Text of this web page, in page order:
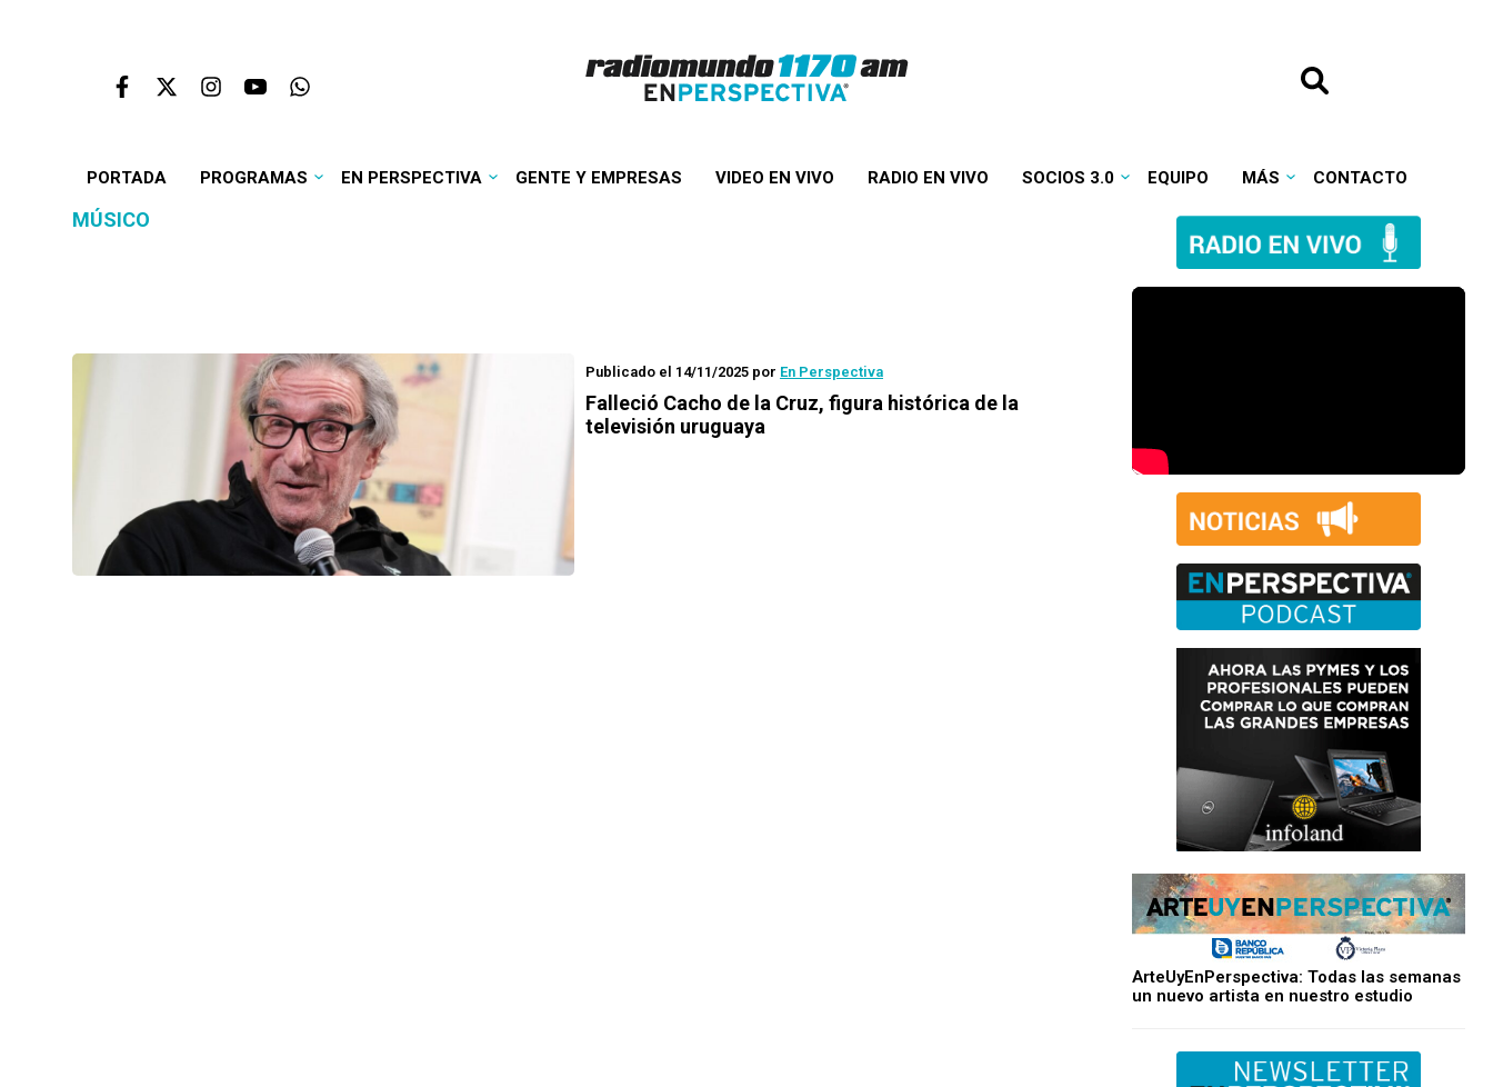
PORTADA PROGRAMAS EN PERSPECTIVA GENTE Y EMPRESAS VIDEO EN VIVO RADIO EN VIVO SOCIOS 3.0 EQUIPO MÁS CONTACTO
MÚSICO
Publicado el 14/11/2025 por En Perspectiva
Falleció Cacho de la Cruz, figura histórica de la
televisión uruguaya
ArteUyEnPerspectiva: Todas las semanas
un nuevo artista en nuestro estudio